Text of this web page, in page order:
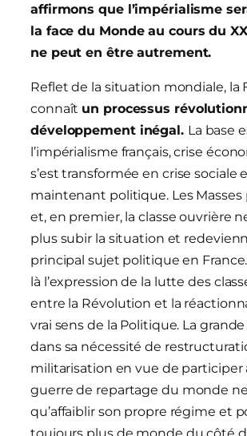
affirmons que l’impérialisme
la face du Monde au cours du
ne peut en être autrement.
Reflet de la situation mondiale, la
connaît un processus
développement inégal. La base
l’impérialisme français, crise
s’est transformée en crise sociale
maintenant politique. Les Masses
et, en premier, la classe ouvrière
plus subir la situation et
principal sujet politique en
là l’expression de la lutte des
entre la Révolution et la
vrai sens de la Politique. La
dans sa nécessité de
militarisation en vue de participer
guerre de repartage du monde
qu’affaiblir son propre régime et